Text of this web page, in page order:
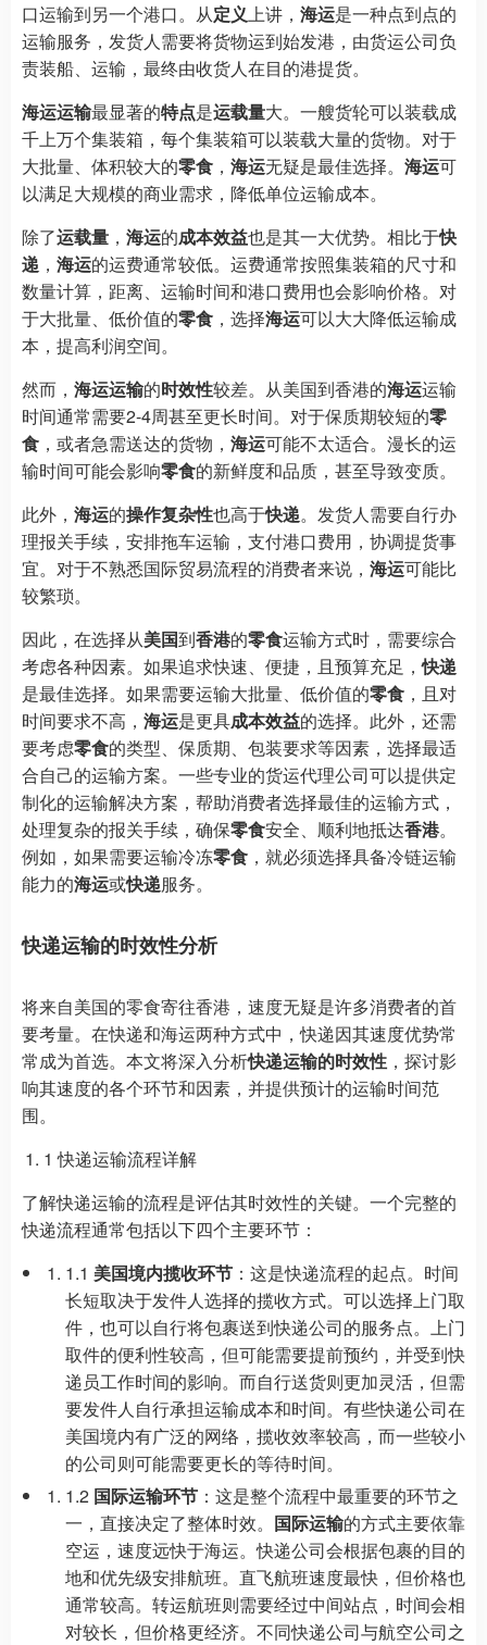
口运输到另一个港口。从定义上讲， 海运是一种点到点的
运输服务，发货人需要将货物运到始发港，由货运公司负
责装船、运输，最终由收货人在目的港提货。
海运运输最显著的特点是运载量大。一艘货轮可以装载成
千上万个集装箱，每个集装箱可以装载大量的货物。对于
大批量、体积较大的零食 ， 海运无疑是最佳选择。 海运可
以满足大规模的商业需求，降低单位运输成本。
除了运载量 ， 海运的成本效益也是其一大优势。相比于快
递 ， 海运的运费通常较低。运费通常按照集装箱的尺寸和
数量计算，距离、运输时间和港口费用也会影响价格。对
于大批量、低价值的零食 ，选择海运可以大大降低运输成
本，提高利润空间。
然而， 海运运输的时效性较差。从美国到香港的海运运输
时间通常需要2-4周甚至更长时间。对于保质期较短的零
食 ，或者急需送达的货物， 海运可能不太适合。漫长的运
输时间可能会影响零食的新鲜度和品质，甚至导致变质。
此外， 海运的操作复杂性也高于快递。发货人需要自行办
理报关手续，安排拖车运输，支付港口费用，协调提货事
宜。对于不熟悉国际贸易流程的消费者来说， 海运可能比
较繁琐。
因此，在选择从美国到香港的零食运输方式时，需要综合
考虑各种因素。如果追求快速、便捷，且预算充足，快递
是最佳选择。如果需要运输大批量、低价值的零食 ，且对
时间要求不高， 海运是更具成本效益的选择。此外，还需
要考虑零食的类型、保质期、包装要求等因素，选择最适
合自己的运输方案。一些专业的货运代理公司可以提供定
制化的运输解决方案，帮助消费者选择最佳的运输方式，
处理复杂的报关手续，确保零食安全、顺利地抵达香港。
例如，如果需要运输冷冻零食 ，就必须选择具备冷链运输
能力的海运或快递服务。
快递运输的时效性分析
将来自美国的零食寄往香港，速度无疑是许多消费者的首
要考量。在快递和海运两种方式中，快递因其速度优势常
常成为首选。本文将深入分析快递运输的时效性 ，探讨影
响其速度的各个环节和因素，并提供预计的运输时间范
围。
1 快递运输流程详解
了解快递运输的流程是评估其时效性的关键。一个完整的
快递流程通常包括以下四个主要环节：
1.1 美国境内揽收环节 ：这是快递流程的起点。时间
长短取决于发件人选择的揽收方式。可以选择上门取
件，也可以自行将包裹送到快递公司的服务点。上门
取件的便利性较高，但可能需要提前预约，并受到快
递员工作时间的影响。而自行送货则更加灵活，但需
要发件人自行承担运输成本和时间。有些快递公司在
美国境内有广泛的网络，揽收效率较高，而一些较小
的公司则可能需要更长的等待时间。
1.2 国际运输环节 ：这是整个流程中最重要的环节之
一，直接决定了整体时效。 国际运输的方式主要依靠
空运，速度远快于海运。快递公司会根据包裹的目的
地和优先级安排航班。直飞航班速度最快，但价格也
通常较高。转运航班则需要经过中间站点，时间会相
对较长，但价格更经济。不同快递公司与航空公司之